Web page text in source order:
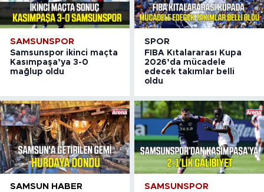
SAMSUNSPOR
Samsunspor ikinci maçta
Kasımpaşa’ya 3-0
mağlup oldu
SPOR
FIBA Kıtalararası Kupa
2026’da mücadele
edecek takımlar belli
oldu
SAMSUN HABER SAMSUNSPOR